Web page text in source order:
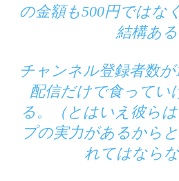
の金額も500円ではな
結構ある
チャンネル登録者数
配信だけで食ってい
る。（とはいえ彼ら
プの実力があるから
れてはならな